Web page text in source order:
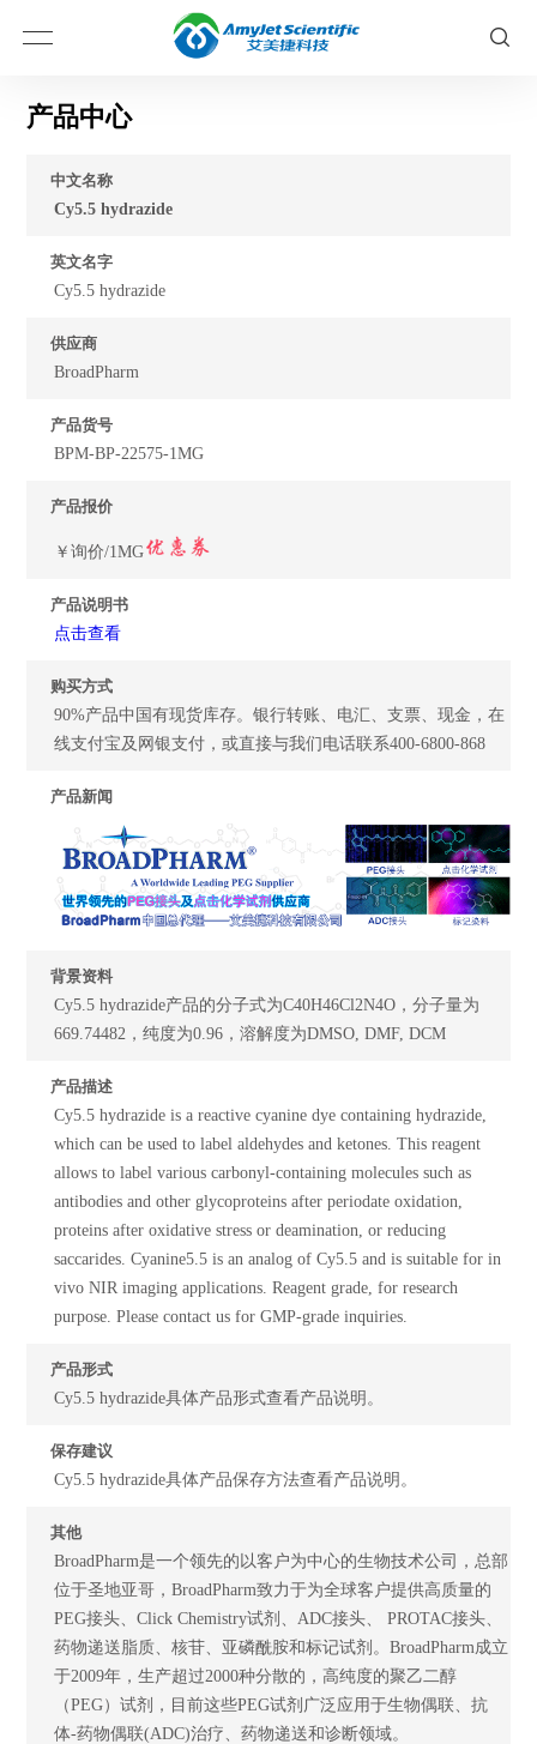
产品中心
中文名称
Cy5.5 hydrazide
英文名字
Cy5.5 hydrazide
供应商
BroadPharm
产品货号
BPM-BP-22575-1MG
产品报价
￥询价/1MG
产品说明书
点击查看
购买方式
90%产品中国有现货库存。银行转账、电汇、支票、现金，在
线支付宝及网银支付，或直接与我们电话联系400-6800-868
产品新闻
背景资料
Cy5.5 hydrazide产品的分子式为C40H46Cl2N4O，分子量为
669.74482，纯度为0.96，溶解度为DMSO, DMF, DCM
产品描述
Cy5.5 hydrazide is a reactive cyanine dye containing hydrazide,
which can be used to label aldehydes and ketones. This reagent
allows to label various carbonyl-containing molecules such as
antibodies and other glycoproteins after periodate oxidation,
proteins after oxidative stress or deamination, or reducing
saccarides. Cyanine5.5 is an analog of Cy5.5 and is suitable for in
vivo NIR imaging applications. Reagent grade, for research
purpose. Please contact us for GMP-grade inquiries.
产品形式
Cy5.5 hydrazide具体产品形式查看产品说明。
保存建议
Cy5.5 hydrazide具体产品保存方法查看产品说明。
其他
BroadPharm是一个领先的以客户为中心的生物技术公司，总部
位于圣地亚哥，BroadPharm致力于为全球客户提供高质量的
PEG接头、Click Chemistry试剂、ADC接头、 PROTAC接头、
药物递送脂质、核苷、亚磷酰胺和标记试剂。BroadPharm成立
于2009年，生产超过2000种分散的，高纯度的聚乙二醇
（PEG）试剂，目前这些PEG试剂广泛应用于生物偶联、抗
体-药物偶联(ADC)治疗、药物递送和诊断领域。